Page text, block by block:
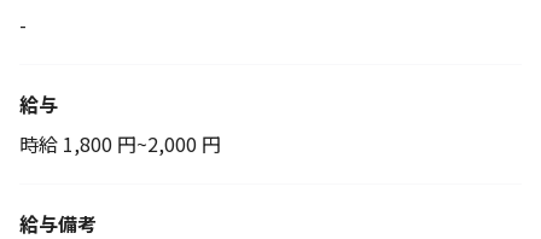
-
給与
時給 1,800 円~2,000 円
給与備考